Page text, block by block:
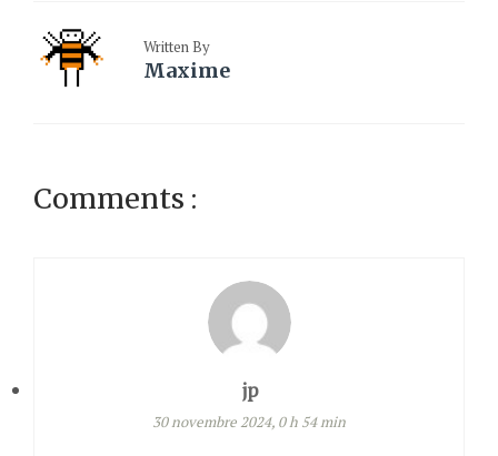
Written By
Maxime
Comments :
jp
30 novembre 2024, 0 h 54 min